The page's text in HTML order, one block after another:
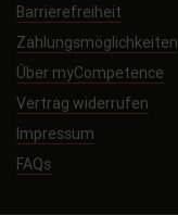
Barrierefreiheit
Zahlungsmöglichkeiten
Über myCompetence
Vertrag widerrufen
Impressum
FAQs